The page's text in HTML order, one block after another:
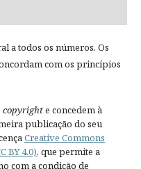
a todos os números. Os
com os princípios
copyrighte concedem à
publicação do seu
Creative Commons
BY 4.0), que permite a
com a condição de